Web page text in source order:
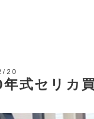
20
式セリカ